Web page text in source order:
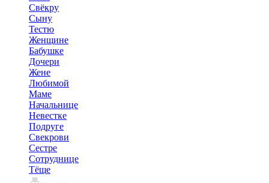
Свёкру
Сыну
Тестю
Женщине
Бабушке
Дочери
Жене
Любимой
Маме
Начальнице
Невестке
Подруге
Свекрови
Сестре
Сотруднице
Тёще